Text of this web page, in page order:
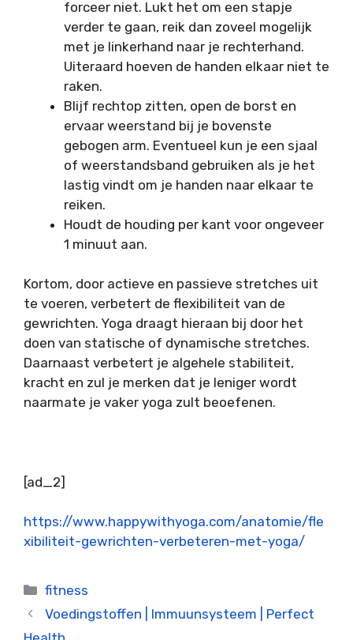
forceer niet. Lukt het om een stapje
verder te gaan, reik dan zoveel mogelijk
met je linkerhand naar je rechterhand.
Uiteraard hoeven de handen elkaar niet te
raken.
Blijf rechtop zitten, open de borst en
ervaar weerstand bij je bovenste
gebogen arm. Eventueel kun je een sjaal
of weerstandsband gebruiken als je het
lastig vindt om je handen naar elkaar te
reiken.
Houdt de houding per kant voor ongeveer
1 minuut aan.
Kortom, door actieve en passieve stretches uit
te voeren, verbetert de flexibiliteit van de
gewrichten. Yoga draagt hieraan bij door het
doen van statische of dynamische stretches.
Daarnaast verbetert je algehele stabiliteit,
kracht en zul je merken dat je leniger wordt
naarmate je vaker yoga zult beoefenen.
[ad_2]
https://www.happywithyoga.com/anatomie/fle
xibiliteit-gewrichten-verbeteren-met-yoga/
Categorieën
fitness
Voedingstoffen | Immuunsysteem | Perfect